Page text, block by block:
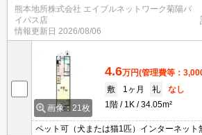
ス付きで雨の日でも安心♪
熊本地所株式会社 エイブルネットワーク菊陽バ
イパス店
情報更新日 2026/08/06
画像：21枚
4.6万円(管理費等：
敷
1ヶ月 礼
なし
1階
1K 34.05m²
ペット可（犬または猫1匹）インターネット